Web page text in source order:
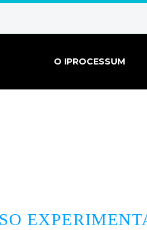
O IPROCESSUM